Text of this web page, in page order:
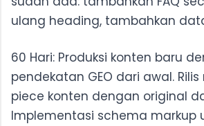
ulang heading, tambahkan
60 Hari: Produksi konten baru
pendekatan GEO dari awal.
piece konten dengan original
Implementasi schema markup